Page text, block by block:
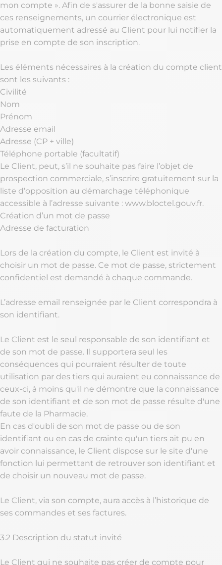
mon compte ». Afin de s'assurer de la bonne saisie de
ces renseignements, un courrier électronique est
automatiquement adressé au Client pour lui notifier la
prise en compte de son inscription.
Les éléments nécessaires à la création du compte client
sont les suivants :
Civilité
Nom
Prénom
Adresse email
Adresse (CP + ville)
Téléphone portable (facultatif)
Le Client, peut, s’il ne souhaite pas faire l’objet de
prospection commerciale, s’inscrire gratuitement sur la
liste d’opposition au démarchage téléphonique
accessible à l’adresse suivante : www.bloctel.gouv.fr.
Création d’un mot de passe
Adresse de facturation
Lors de la création du compte, le Client est invité à
choisir un mot de passe. Ce mot de passe, strictement
confidentiel est demandé à chaque commande.
L’adresse email renseignée par le Client correspondra à
son identifiant.
Le Client est le seul responsable de son identifiant et
de son mot de passe. Il supportera seul les
conséquences qui pourraient résulter de toute
utilisation par des tiers qui auraient eu connaissance de
ceux-ci, à moins qu'il ne démontre que la connaissance
de son identifiant et de son mot de passe résulte d'une
faute de la Pharmacie.
En cas d'oubli de son mot de passe ou de son
identifiant ou en cas de crainte qu'un tiers ait pu en
avoir connaissance, le Client dispose sur le site d'une
fonction lui permettant de retrouver son identifiant et
de choisir un nouveau mot de passe.
Le Client, via son compte, aura accès à l’historique de
ses commandes et ses factures.
3.2 Description du statut invité
Le Client qui ne souhaite pas créer de compte pour